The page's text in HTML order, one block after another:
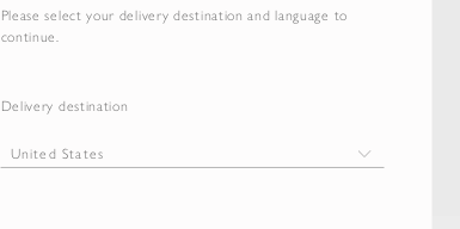
Please select your delivery destination and language to
continue.
Delivery destination